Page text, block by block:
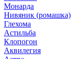
Монарда
Нивяник (ромашка)
Глехома
Астильба
Клопогон
Аквилегия